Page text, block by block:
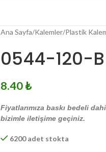
Ana Sayfa Kalemler Plastik
0544-120-
8.40₺
Fiyatlarımıza baskı bedeli
bizimle iletişime geçiniz.
6200 adet stokta